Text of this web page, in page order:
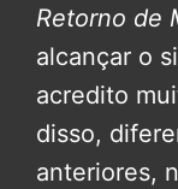
Retorno de
alcançar o
acredito
disso,
anteriores,